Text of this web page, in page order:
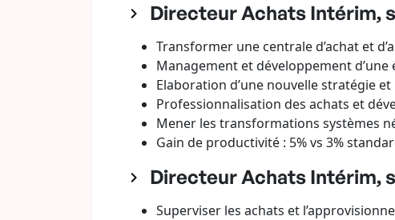
Directeur Achats Intérim,
Transformer une centrale d’achat et
Management et développement d’une
Elaboration d’une nouvelle stratégie
Professionnalisation des achats et
Mener les transformations systèmes
Gain de productivité : 5% vs 3%
Directeur Achats Intérim,
Superviser les achats et